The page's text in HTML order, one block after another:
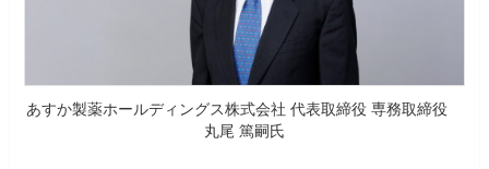
あすか製薬ホールディングス株式会社 代表取締役 専務取締役
丸尾 篤嗣氏